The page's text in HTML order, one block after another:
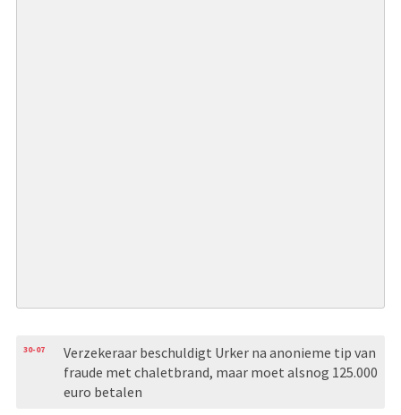
30-07
Verzekeraar beschuldigt Urker na anonieme tip van
fraude met chaletbrand, maar moet alsnog 125.000
euro betalen